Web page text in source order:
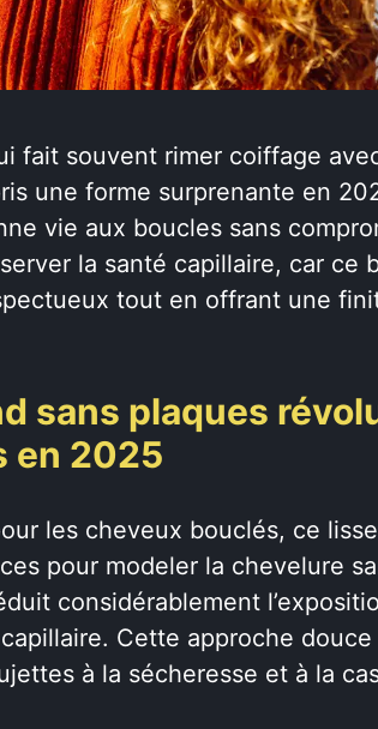
fait souvent rimer coiffage
une forme surprenante en
vie aux boucles sans
la santé capillaire, car ce
tout en offrant une
sans plaques
en 2025
les cheveux bouclés, ce
pour modeler la chevelure
considérablement
Cette approche
à la sécheresse et à la